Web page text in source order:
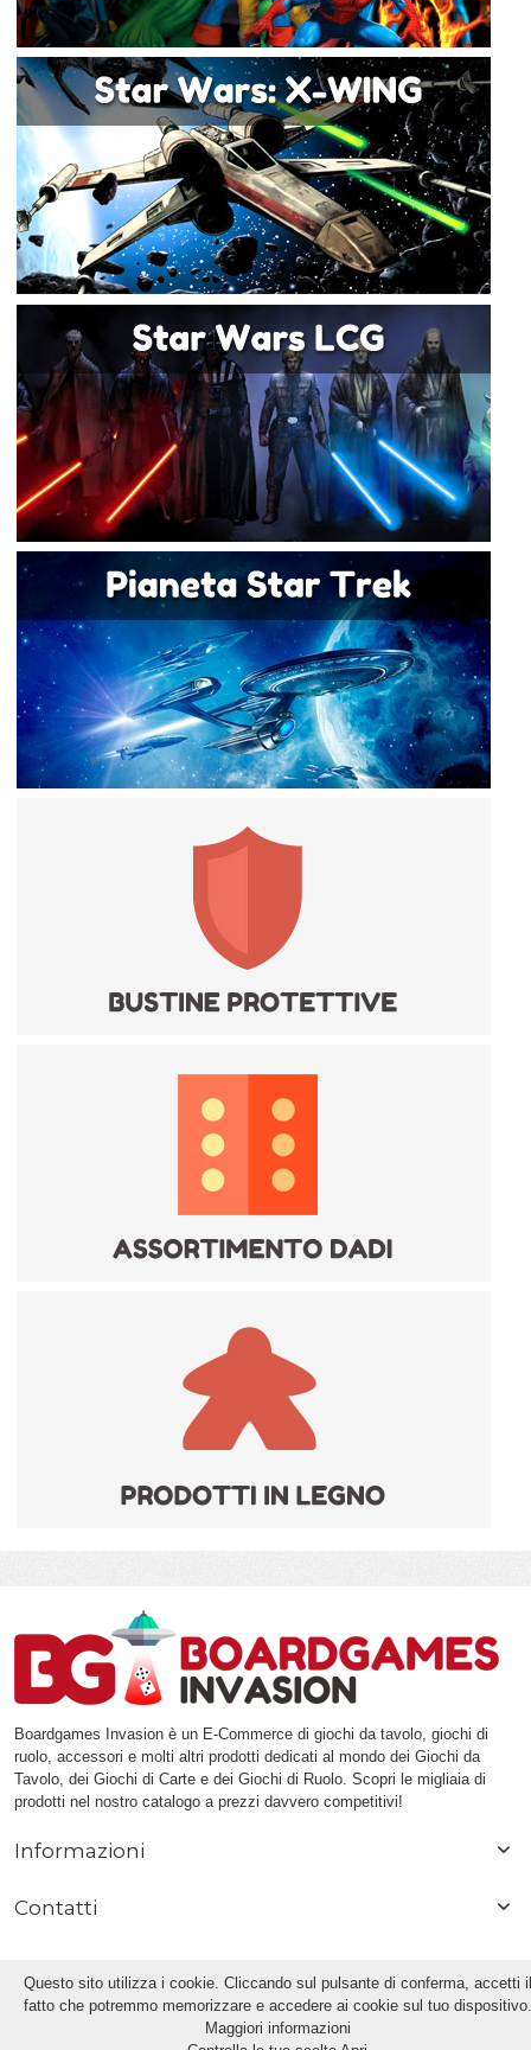
Questo sito utilizza i cookie. Cliccando sul pulsante di conferma, accetti il
fatto che potremmo memorizzare e accedere ai cookie sul tuo dispositivo.
Maggiori informazioni
Boardgames Invasion è un E-Commerce di giochi da tavolo, giochi di
ruolo, accessori e molti altri prodotti dedicati al mondo dei Giochi da
Tavolo, dei Giochi di Carte e dei Giochi di Ruolo. Scopri le migliaia di
prodotti nel nostro catalogo a prezzi davvero competitivi!
Informazioni
Contatti
© 2013 | Boardgames Invasion di Pierluigi Frumusa | PIVA / VAT: IT 08082880967 |